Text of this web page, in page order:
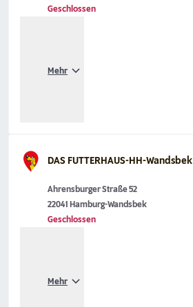
Geschlossen
Mehr
DAS FUTTERHAUS-HH-Wandsbek
Ahrensburger Straße 52
22041 Hamburg-Wandsbek
Geschlossen
Mehr